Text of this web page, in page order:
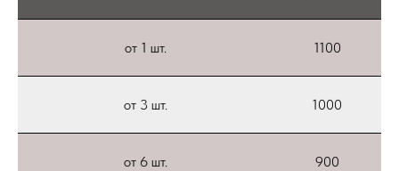
от 1 шт. 1100
от 3 шт. 1000
от 6 шт. 900